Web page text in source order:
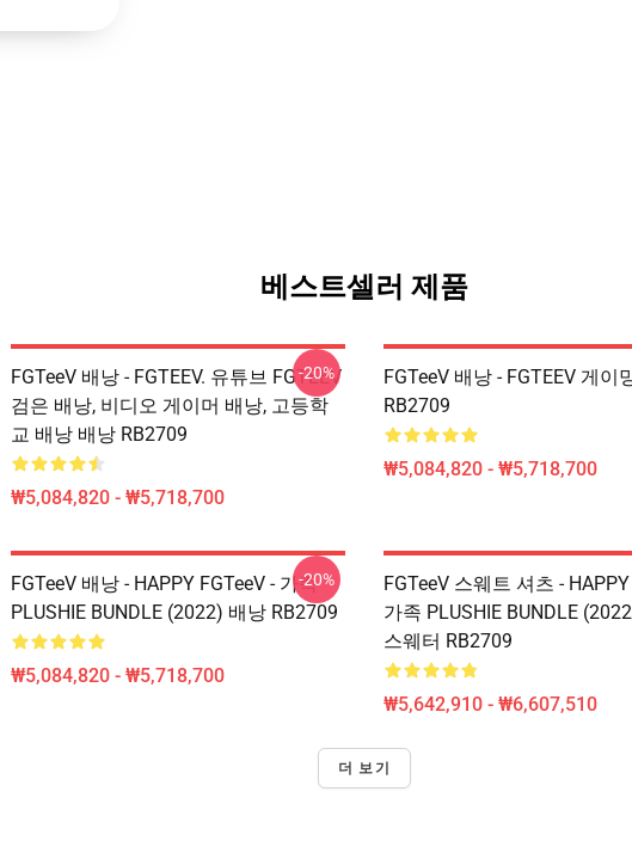
베스트셀러 제품
FGTeeV 배낭 - FGTEEV. 유튜브 FGTEEV
검은 배낭, 비디오 게이머 배낭, 고등학
교 배낭 배낭 RB2709
₩5,084,820 - ₩5,718,700
-20%
FGTeeV 배낭 - FGTEEV 게이
RB2709
₩5,084,820 - ₩5,718,700
FGTeeV 배낭 - HAPPY FGTeeV - 가족
PLUSHIE BUNDLE (2022) 배낭 RB2709
₩5,084,820 - ₩5,718,700
-20%
FGTeeV 스웨트 셔츠 -
가족 PLUSHIE BUNDLE
스웨터 RB2709
₩5,642,910 - ₩6,607,510
더 보기